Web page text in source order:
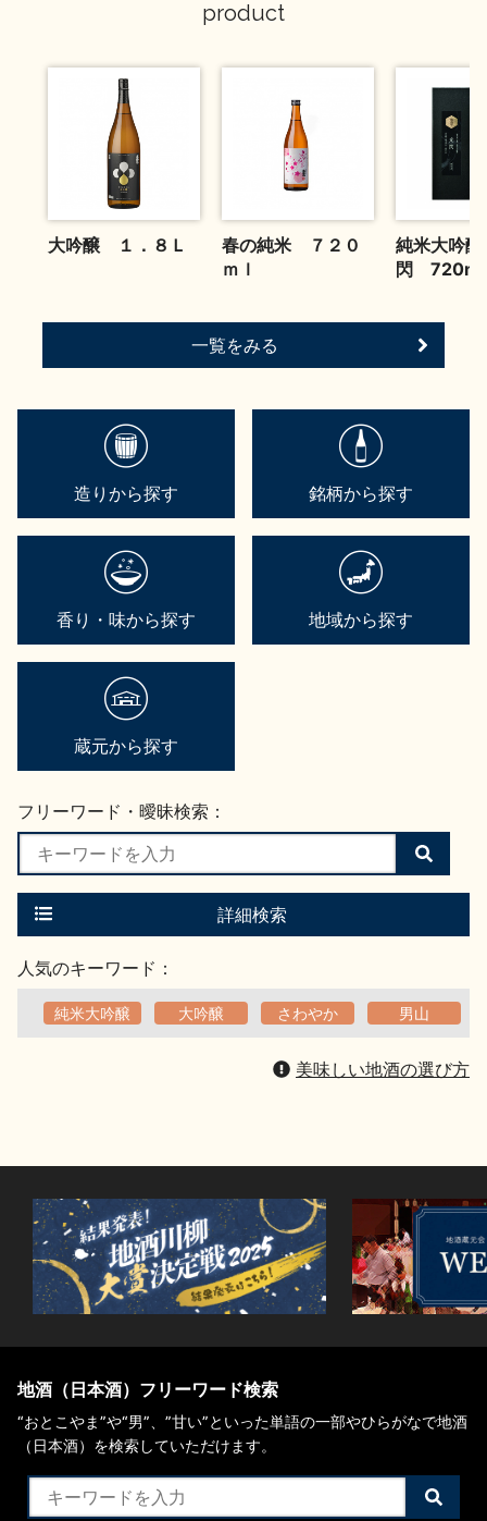
product
大吟醸 １．８Ｌ
春の純米 ７２０
ｍｌ
純米大吟
閃 720ml
一覧をみる
造りから探す 銘柄から探す
香り・味から探す 地域から探す
蔵元から探す
フリーワード・曖昧検索：
検
索
す
詳細検索
人気のキーワード：
純米大吟醸 大吟醸 さわやか 男山
美味しい地酒の選び方
地酒（日本酒）フリーワード検索
“おとこやま”や“男”、”甘い”といった単語の一部やひらがなで地酒
（日本酒）を検索していただけます。
検
索